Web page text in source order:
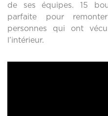
de ses équipes. 15
parfaite pour
personnes qui ont
l’intérieur.